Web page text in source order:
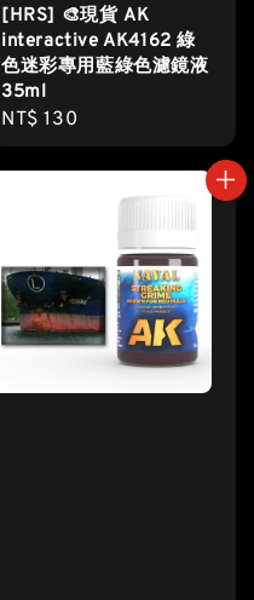
[HRS] 🎨現貨 AK
interactive AK4162 綠
色迷彩專用藍綠色濾鏡液
35ml
Regular
price
NT$ 130